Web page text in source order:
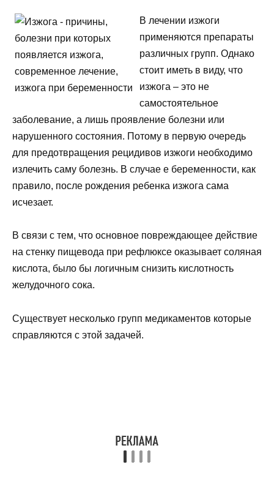
В лечении изжоги
применяются препараты
различных групп. Однако
стоит иметь в виду, что
изжога – это не
самостоятельное
заболевание, а лишь проявление болезни или
нарушенного состояния. Потому в первую очередь
для предотвращения рецидивов изжоги необходимо
излечить саму болезнь. В случае е беременности, как
правило, после рождения ребенка изжога сама
исчезает.
В связи с тем, что основное повреждающее действие
на стенку пищевода при рефлюксе оказывает соляная
кислота, было бы логичным снизить кислотность
желудочного сока.
Существует несколько групп медикаментов которые
справляются с этой задачей.